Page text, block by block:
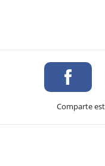
Comparte